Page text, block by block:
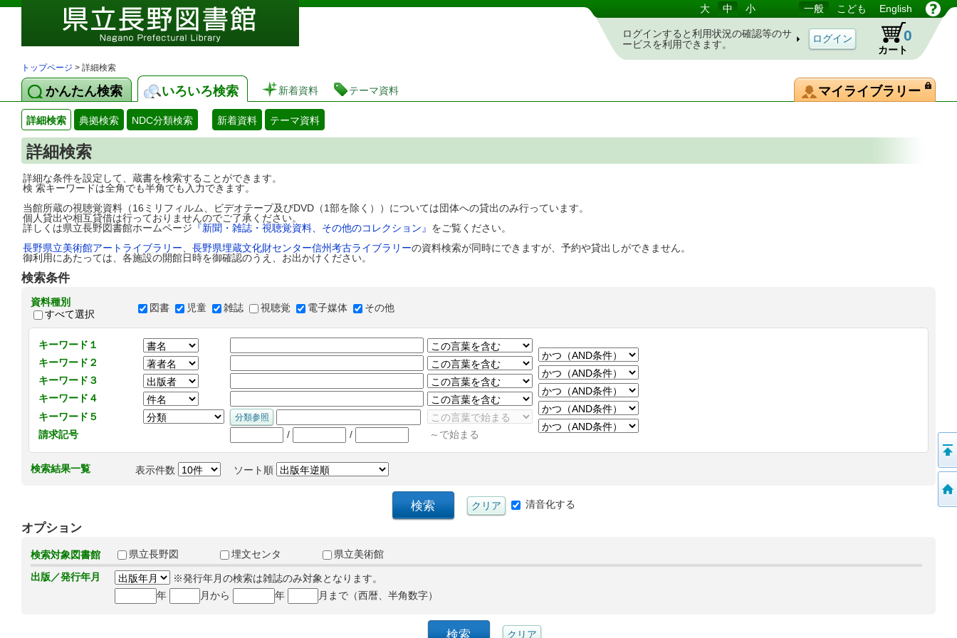
図書館 蔵書検索・予約システム 大 中 小 一般 こども English
ログインすると利用状況の確認等のサ
ービスを利用できます。
カート
0
トップページ > 詳細検索
かんたん検索 いろいろ検索 新着資料 テーマ資料 マイライブラリー
詳細検索 典拠検索 NDC分類検索 新着資料 テーマ資料
詳細検索
詳細な条件を設定して、蔵書を検索することができます。
検 索キーワードは全角でも半角でも入力できます。
当館所蔵の視聴覚資料（16ミリフィルム、ビデオテープ及びDVD（1部を除く））については団体への貸出のみ行っています。
個人貸出や相互貸借は行っておりませんのでご了承ください。
詳しくは県立長野図書館ホームページ 『新聞・雑誌・視聴覚資料、その他のコレクション』 をご覧ください。
長野県立美術館アートライブラリー
長野県埋蔵文化財センター信州考古ライブラリーの資料検索が同時にできますが、予約や貸出しができません。
御利用にあたっては、各施設の開館日時を御確認のうえ、お出かけください。
検索条件
資料種別
すべて選択
図書 児童 雑誌 視聴覚 電子媒体 その他
キーワード１
キーワード２
キーワード３
キーワード４
キーワード５
請求記号
/ / ～で始まる
検索結果一覧 表示件数 ソート順
清音化する
オプション
検索対象図書館 県立長野図 埋文センタ
県立美術館
出版／発行年月
※発行年月の検索は雑誌のみ対象となります。
年
月から 年 月まで（西暦、半角数字）